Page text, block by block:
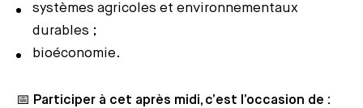
systèmes agricoles et environnementaux
durables ;
bioéconomie.
📅 Participer à cet après midi, c’est l’occasion de :